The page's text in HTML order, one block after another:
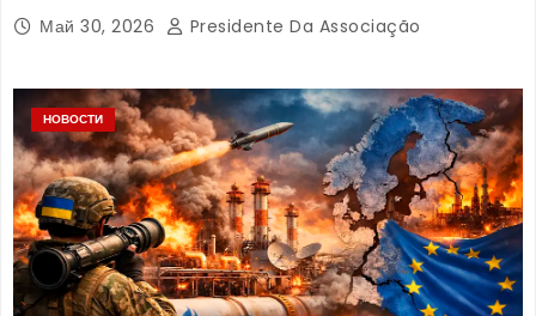
Май 30, 2026 Presidente Da Associação
НОВОСТИ